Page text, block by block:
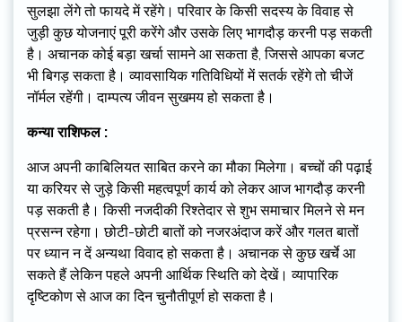
सुलझा लेंगे तो फायदे में रहेंगे। परिवार के किसी सदस्य के विवाह से
जुड़ी कुछ योजनाएं पूरी करेंगे और उसके लिए भागदौड़ करनी पड़ सकती
है। अचानक कोई बड़ा खर्चा सामने आ सकता है, जिससे आपका बजट
भी बिगड़ सकता है। व्यावसायिक गतिविधियों में सतर्क रहेंगे तो चीजें
नॉर्मल रहेंगी। दाम्पत्य जीवन सुखमय हो सकता है।
कन्या राशिफल :
आज अपनी काबिलियत साबित करने का मौका मिलेगा। बच्चों की पढ़ाई
या करियर से जुड़े किसी महत्वपूर्ण कार्य को लेकर आज भागदौड़ करनी
पड़ सकती है। किसी नजदीकी रिश्तेदार से शुभ समाचार मिलने से मन
प्रसन्न रहेगा। छोटी-छोटी बातों को नजरअंदाज करें और गलत बातों
पर ध्यान न दें अन्यथा विवाद हो सकता है। अचानक से कुछ खर्चे आ
सकते हैं लेकिन पहले अपनी आर्थिक स्थिति को देखें। व्यापारिक
दृष्टिकोण से आज का दिन चुनौतीपूर्ण हो सकता है।